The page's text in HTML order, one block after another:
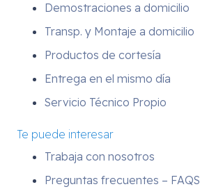
Demostraciones a domicilio
Transp. y Montaje a domicilio
Productos de cortesía
Entrega en el mismo día
Servicio Técnico Propio
Te puede interesar
Trabaja con nosotros
Preguntas frecuentes – FAQS